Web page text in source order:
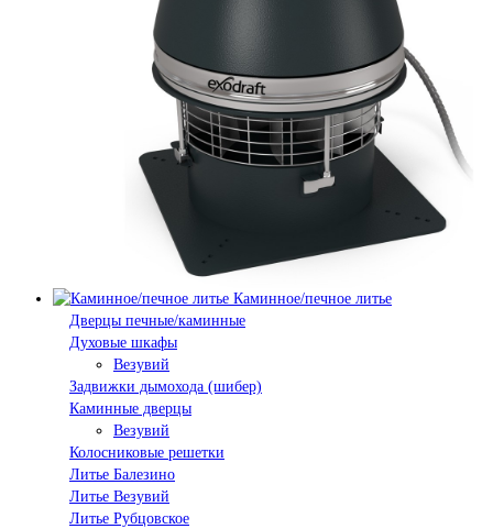
Каминное/печное литье
Дверцы печные/каминные
Духовые шкафы
Везувий
Задвижки дымохода (шибер)
Каминные дверцы
Везувий
Колосниковые решетки
Литье Балезино
Литье Везувий
Литье Рубцовское